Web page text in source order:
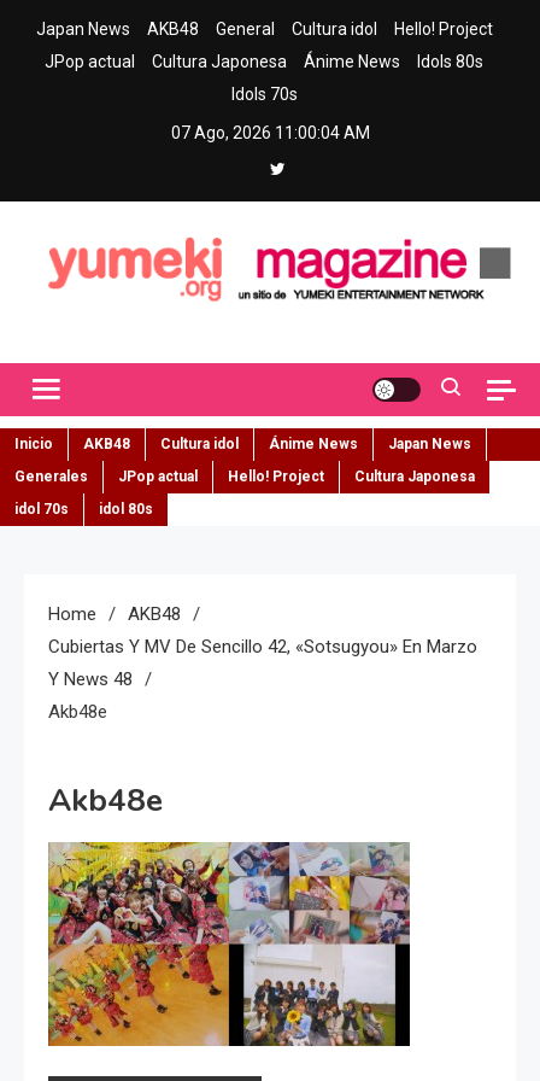
Japan News AKB48 General Cultura idol
Hello! Project
JPop actual
Cultura Japonesa Ánime News
Idols 80s
Idols 70s
07 Ago, 2026 11:00:05 AM
Inicio AKB48 Cultura idol Ánime News
Japan News
Generales
JPop actual Hello! Project
Cultura Japonesa
idol 70s
idol 80s
Home
AKB48
Cubiertas Y MV De Sencillo 42, «Sotsugyou» En Marzo
Y News 48
Akb48e
Akb48e